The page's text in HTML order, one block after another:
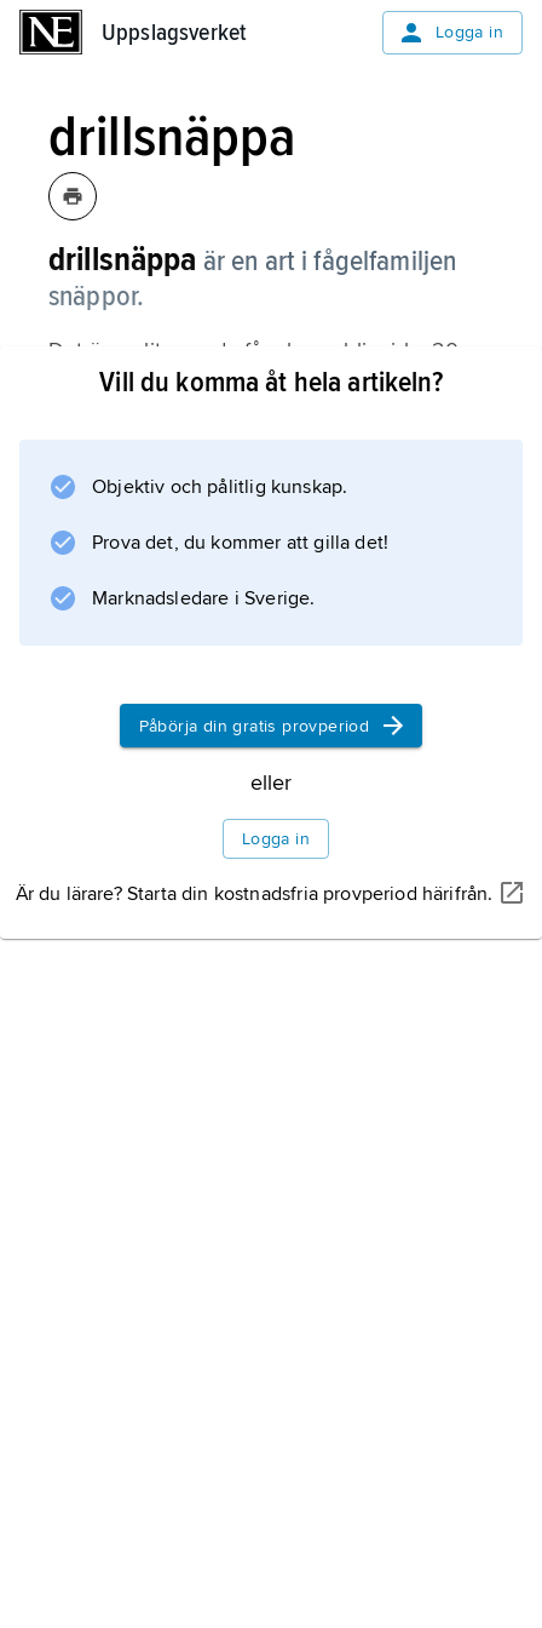
Uppslagsverket Logga in
drillsnäppa
drillsnäppa är en art i fågelfamiljen
snäppor.
Det är en liten vadarfågel som blir cirka 20
centimeter lång. Drillsnäppan är en livlig men
Vill du komma åt hela artikeln?
Objektiv och pålitlig kunskap.
Prova det, du kommer att gilla det!
Marknadsledare i Sverige.
Påbörja din gratis provperiod
eller
Logga in
Är du lärare? Starta din kostnadsfria provperiod härifrån.